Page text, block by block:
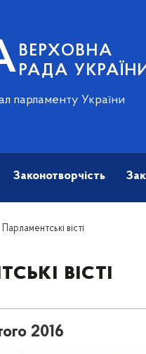
ВЕРХОВНА
РАДА
парламенту України
Законотворчість
Парламентські вісті
вісті
2016